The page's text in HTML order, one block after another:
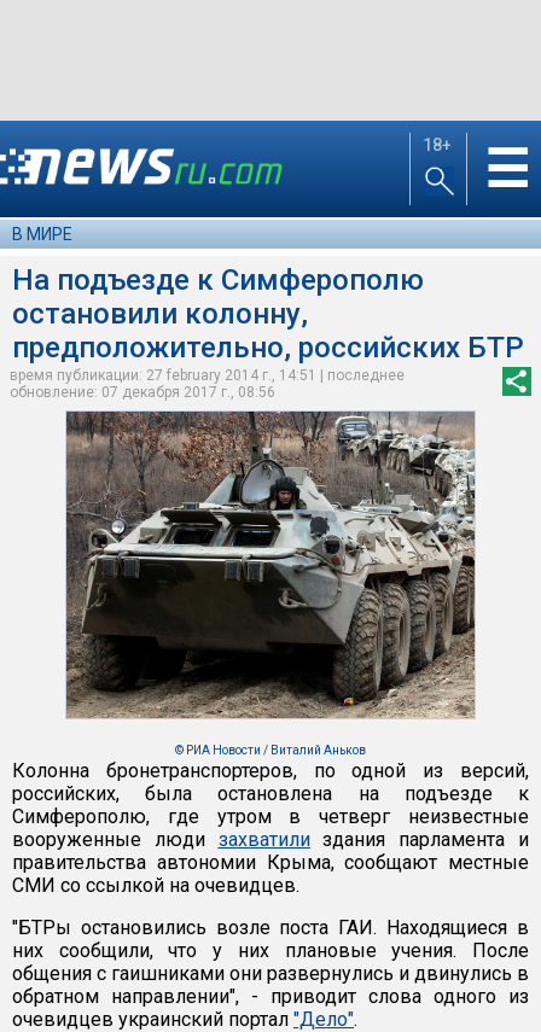
18+ ☰
В МИРЕ
На подъезде к Симферополю
остановили колонну,
предположительно, российских БТР
время публикации: 27 february 2014 г., 14:51 | последнее
обновление: 07 декабря 2017 г., 08:56
© РИА Новости / Виталий Аньков
Колонна бронетранспортеров, по одной из версий,
российских, была остановлена на подъезде к
Симферополю, где утром в четверг неизвестные
вооруженные люди захватилиздания парламента и
правительства автономии Крыма, сообщают местные
СМИ со ссылкой на очевидцев.
"БТРы остановились возле поста ГАИ. Находящиеся в
них сообщили, что у них плановые учения. После
общения с гаишниками они развернулись и двинулись в
обратном направлении", - приводит слова одного из
очевидцев украинский портал "Дело".